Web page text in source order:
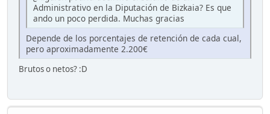
Administrativo en la Diputación de Bizkaia? Es que
ando un poco perdida. Muchas gracias
Depende de los porcentajes de retención de cada cual,
pero aproximadamente 2.200€
Brutos o netos? :D